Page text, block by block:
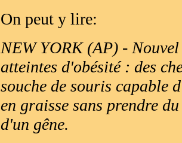
On peut y lire:
NEW YORK (AP) -
atteintes d'obésité : des
souche de souris capable
en graisse sans prendre
d'un gêne.